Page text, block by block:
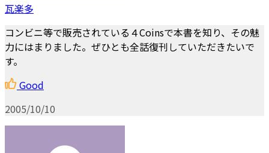
瓦楽多
コンビニ等で販売されている４Coinsで本書を知り、その魅
力にはまりました。ぜひとも全話復刊していただきたいで
す。
Good
2005/10/10